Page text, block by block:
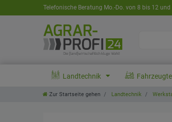
Telefonische Beratung Mo.-Do. von 8 bis 12
Landtechnik
Zur Startseite gehen Landtechnik